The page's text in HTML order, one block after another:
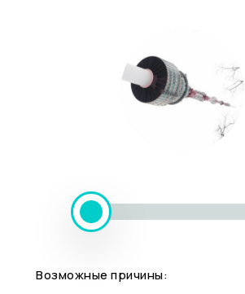
Возможные причины: